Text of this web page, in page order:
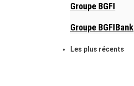
Groupe BGFI
Groupe BGFIBank
Les plus récents